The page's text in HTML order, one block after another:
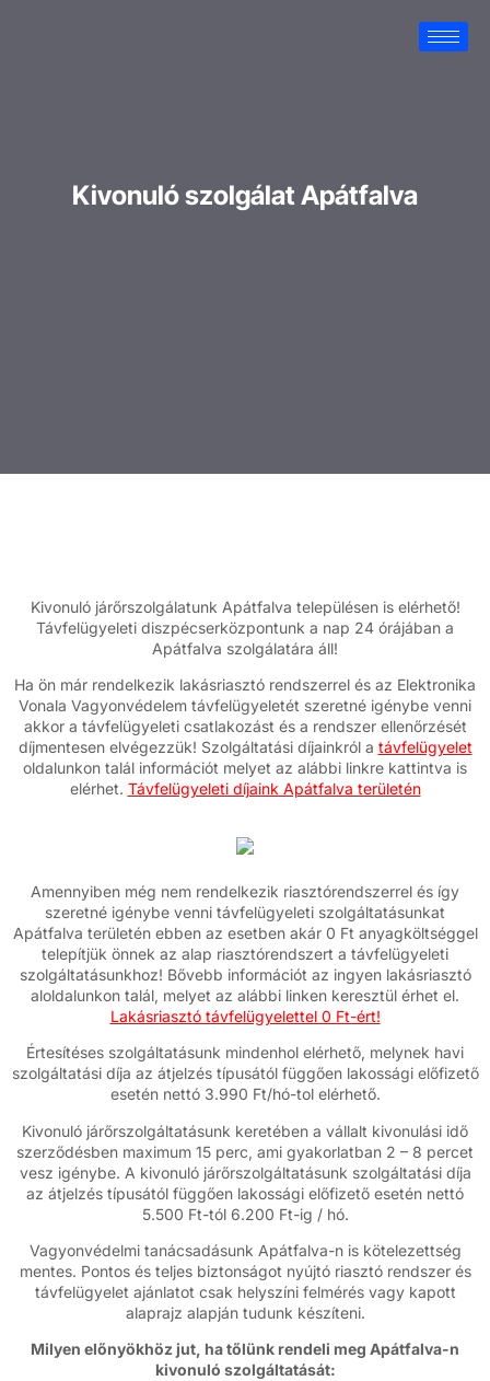
Kivonuló szolgálat Apátfalva
Kivonuló járőrszolgálatunk Apátfalva településen is elérhető!
Távfelügyeleti diszpécserközpontunk a nap 24 órájában a
Apátfalva szolgálatára áll!
Ha ön már rendelkezik lakásriasztó rendszerrel és az Elektronika
Vonala Vagyonvédelem távfelügyeletét szeretné igénybe venni
akkor a távfelügyeleti csatlakozást és a rendszer ellenőrzését
díjmentesen elvégezzük! Szolgáltatási díjainkról a távfelügyelet
oldalunkon talál információt melyet az alábbi linkre kattintva is
elérhet. Távfelügyeleti díjaink Apátfalva területén
Amennyiben még nem rendelkezik riasztórendszerrel és így
szeretné igénybe venni távfelügyeleti szolgáltatásunkat
Apátfalva területén ebben az esetben akár 0 Ft anyagköltséggel
telepítjük önnek az alap riasztórendszert a távfelügyeleti
szolgáltatásunkhoz! Bővebb információt az ingyen lakásriasztó
aloldalunkon talál, melyet az alábbi linken keresztül érhet el.
Lakásriasztó távfelügyelettel 0 Ft-ért!
Értesítéses szolgáltatásunk mindenhol elérhető, melynek havi
szolgáltatási díja az átjelzés típusától függően lakossági előfizető
esetén nettó 3.990 Ft/hó-tol elérhető.
Kivonuló járőrszolgáltatásunk keretében a vállalt kivonulási idő
szerződésben maximum 15 perc, ami gyakorlatban 2 – 8 percet
vesz igénybe. A kivonuló járőrszolgáltatásunk szolgáltatási díja
az átjelzés típusától függően lakossági előfizető esetén nettó
5.500 Ft-tól 6.200 Ft-ig / hó.
Vagyonvédelmi tanácsadásunk Apátfalva-n is kötelezettség
mentes. Pontos és teljes biztonságot nyújtó riasztó rendszer és
távfelügyelet ajánlatot csak helyszíni felmérés vagy kapott
alaprajz alapján tudunk készíteni.
Milyen előnyökhöz jut, ha tőlünk rendeli meg Apátfalva-n
kivonuló szolgáltatását: